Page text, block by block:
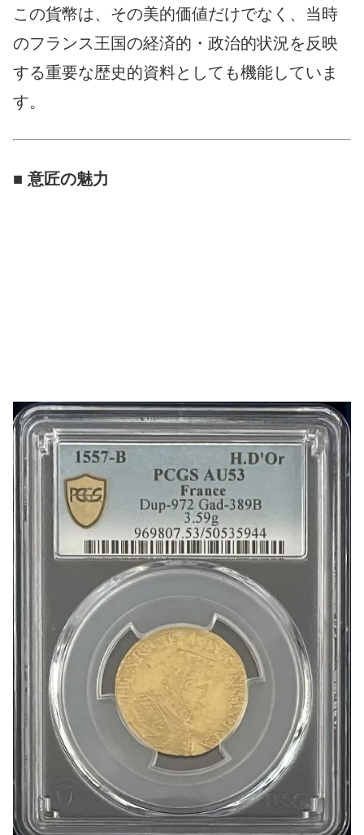
この貨幣は、その美的価値だけでなく、当時
のフランス王国の経済的・政治的状況を反映
する重要な歴史的資料としても機能していま
す。
■ 意匠の魅力